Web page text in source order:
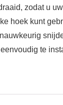
zodat u
hoek kunt
te